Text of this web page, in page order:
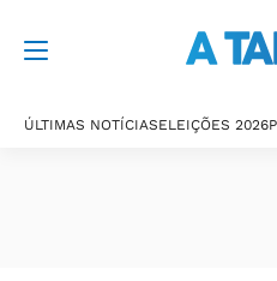
ÚLTIMAS NOTÍCIASELEIÇÕES 2026